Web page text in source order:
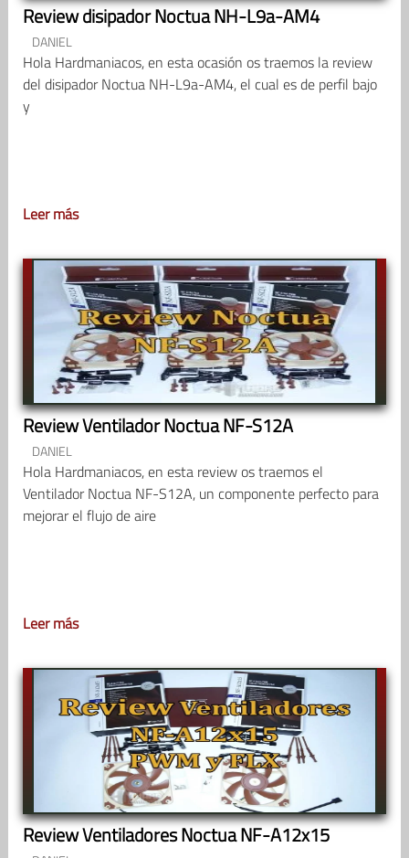
Review disipador Noctua NH-L9a-AM4
DANIEL
Hola Hardmaniacos, en esta ocasión os traemos la review
del disipador Noctua NH-L9a-AM4, el cual es de perfil bajo
y
Leer más
Review Ventilador Noctua NF-S12A
DANIEL
Hola Hardmaniacos, en esta review os traemos el
Ventilador Noctua NF-S12A, un componente perfecto para
mejorar el flujo de aire
Leer más
Review Ventiladores Noctua NF-A12x15